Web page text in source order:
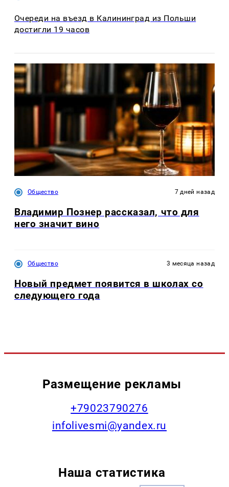
Очереди на въезд в Калининград из Польши
достигли 19 часов
Общество 7 дней назад
Владимир Познер рассказал, что для
него значит вино
Общество 3 месяца назад
Новый предмет появится в школах со
следующего года
Размещение рекламы
+79023790276
infolivesmi@yandex.ru
Наша статистика